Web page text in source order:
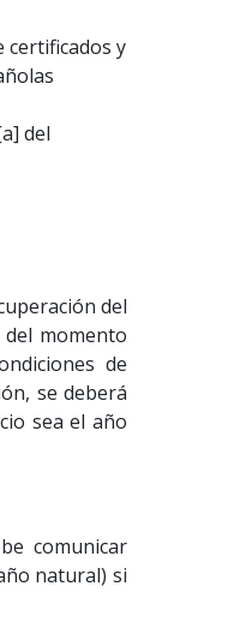
certificados y
del
del
momento
de
se deberá
sea el año
comunicar
natural) si